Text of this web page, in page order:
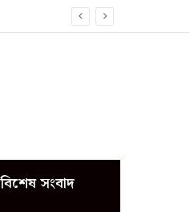
বিশেষ সংবাদ